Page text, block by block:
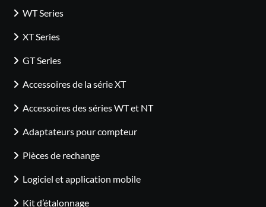
WT Series
XT Series
GT Series
Accessoires de la série XT
Accessoires des séries WT et NT
Adaptateurs pour compteur
Pièces de rechange
Logiciel et application mobile
Kit d’étalonnage